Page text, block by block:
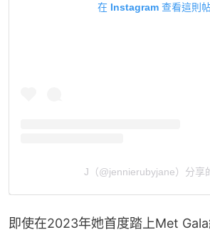
在 Instagram 查看這則
J（@jennierubyjane）分享
即使在2023年她首度踏上Met